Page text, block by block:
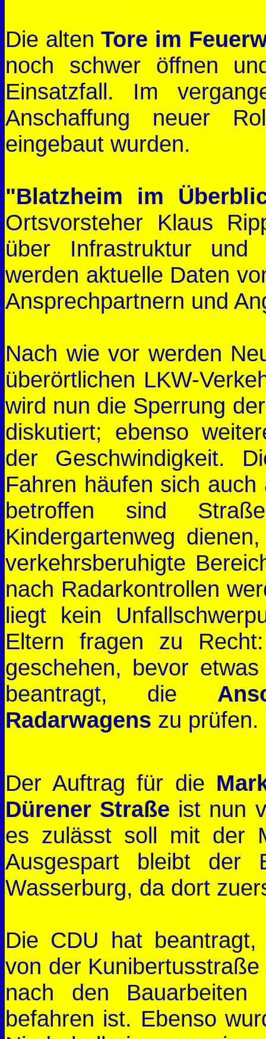
Die altenTore im
noch schwer öffnen
Einsatzfall. Im
Anschaffung neuer
eingebaut wurden.
"Blatzheim im
Ortsvorsteher Klaus
über Infrastruktur
werden aktuelle Daten
Ansprechpartnern und
Nach wie vor werden
überörtlichen LKW-
wird nun die Sperrung
diskutiert; ebenso
der Geschwindigkeit.
Fahren häufen sich
betroffen sind
Kindergartenweg
verkehrsberuhigte
nach Radarkontrollen
liegt kein
Eltern fragen zu
geschehen, bevor
beantragt, die
Radarwagens zu prüfen.
Der Auftrag für die
Dürener Straße ist nun
es zulässt soll mit der
Ausgespart bleibt der
Wasserburg, da dort
Die CDU hat
von der
nach den
befahren ist. Ebenso